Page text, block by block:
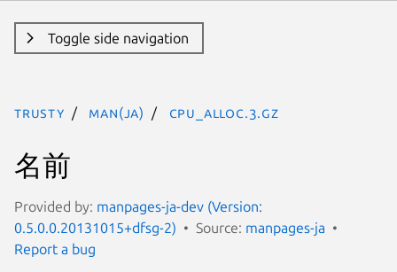
Toggle side navigation
trusty man(ja) CPU_ALLOC.3.gz
名前
Provided by: manpages-ja-dev (Version:
0.5.0.0.20131015+dfsg-2)
Source: manpages-ja
Report a bug